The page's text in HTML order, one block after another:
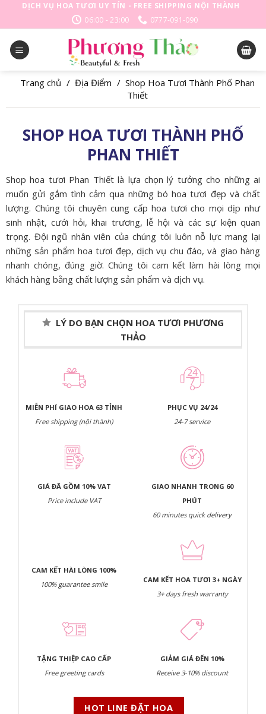
DỊCH VỤ HOA TƯƠI UY TÍN - FREE SHIPPING NỘI THÀNH
06:00 - 23:00
0777-091-090
Trang chủ / Địa Điểm / Shop Hoa Tươi Thành Phố Phan
Thiết
SHOP HOA TƯƠI THÀNH PHỐ
PHAN THIẾT
Shop hoa tươi Phan Thiết là lựa chọn lý tưởng cho những ai
muốn gửi gắm tình cảm qua những bó hoa tươi đẹp và chất
lượng. Chúng tôi chuyên cung cấp hoa tươi cho mọi dịp như
sinh nhật, cưới hỏi, khai trương, lễ hội và các sự kiện quan
trọng. Đội ngũ nhân viên của chúng tôi luôn nỗ lực mang lại
những sản phẩm hoa tươi đẹp, dịch vụ chu đáo, và giao hàng
nhanh chóng, đúng giờ. Chúng tôi cam kết làm hài lòng mọi
khách hàng bằng chất lượng sản phẩm và dịch vụ.
LÝ DO BẠN CHỌN HOA TƯƠI PHƯƠNG
THẢO
MIỄN PHÍ GIAO HOA 63 TỈNH
Free shipping (nội thành)
PHỤC VỤ 24/24
24-7 service
GIÁ ĐÃ GỒM 10% VAT
Price include VAT
GIAO NHANH TRONG 60
PHÚT
60 minutes quick delivery
CAM KẾT HÀI LÒNG 100%
100% guarantee smile
CAM KẾT HOA TƯƠI 3+ NGÀY
3+ days fresh warranty
TẶNG THIỆP CAO CẤP
Free greeting cards
GIẢM GIÁ ĐẾN 10%
Receive 3-10% discount
HOT LINE ĐẶT HOA